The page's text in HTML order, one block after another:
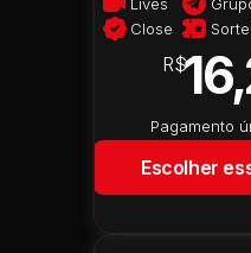
Close
R$
Pagamento
Escolher